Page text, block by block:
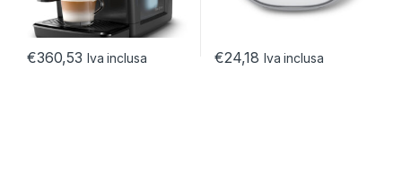
€360,53 Iva inclusa €24,18 Iva inclusa